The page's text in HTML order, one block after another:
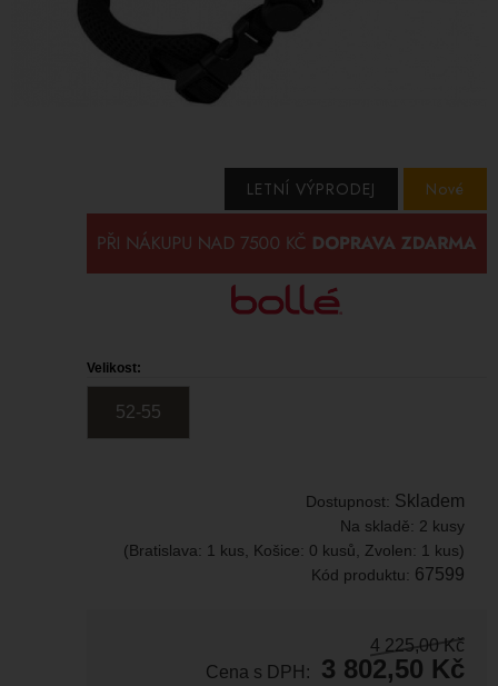
Nové
LETNÍ VÝPRODEJ
Velikost:
52-55
Dostupnost: Skladem
Na skladě: 2 kusy
(Bratislava: 1 kus, Košice: 0 kusů, Zvolen: 1 kus)
Kód produktu: 67599
4 225,00 Kč
Cena s DPH:
3 802,50 Kč